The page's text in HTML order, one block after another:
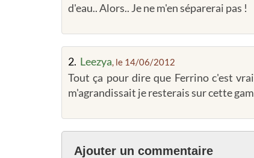
d'eau.. Alors.. Je ne m'en séparerai pas !
2. Leezya, le 14/06/2012
Tout ça pour dire que Ferrino c'est
m'agrandissait je resterais sur cette
Ajouter un commentaire